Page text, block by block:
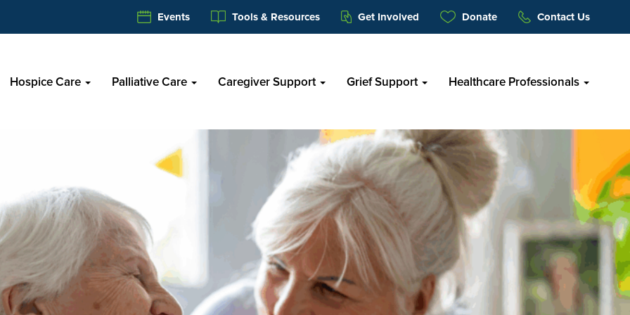
Events Tools & Resources Get Involved Donate Contact Us
Hospice Care Palliative Care Caregiver Support Grief Support Healthcare Professionals